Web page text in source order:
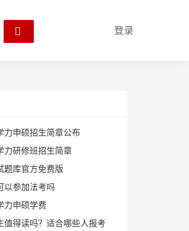
登录
力申硕招生简章公布
力研修班招生简章
题库官方免费版
以参加法考吗
力申硕学费
值得读吗？适合哪些人报考